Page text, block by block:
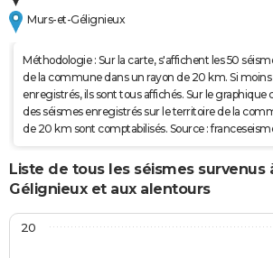
Murs-et-Gélignieux
Méthodologie : Sur la carte, s'affichent les 50
de la commune dans un rayon de 20 km. Si
enregistrés, ils sont tous affichés. Sur le graphique
des séismes enregistrés sur le territoire de la
de 20 km sont comptabilisés. Source :
Liste de tous les séismes survenus
Gélignieux et aux alentours
20